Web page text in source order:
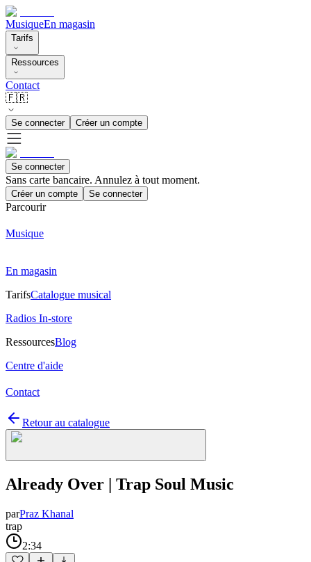
MusiqueEn magasin
Tarifs
Ressources
Contact
🇫🇷
Se connecter Créer un compte
Se connecter
Sans carte bancaire. Annulez à tout moment.
Créer un compte Se connecter
Parcourir
Musique
En magasin
TarifsCatalogue musical
Radios In-store
RessourcesBlog
Centre d'aide
Contact
Retour au catalogue
Already Over | Trap Soul Music
parPraz Khanal
trap
2:34